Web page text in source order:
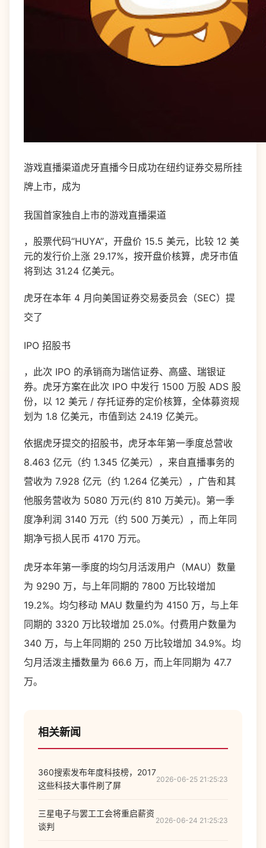
游戏直播渠道虎牙直播今日成功在纽约证券交易所挂
牌上市，成为
我国首家独自上市的游戏直播渠道
，股票代码“HUYA”，开盘价 15.5 美元，比较 12 美
元的发行价上涨 29.17%，按开盘价核算，虎牙市值
将到达 31.24 亿美元。
虎牙在本年 4 月向美国证券交易委员会（SEC）提
交了
IPO 招股书
，此次 IPO 的承销商为瑞信证券、高盛、瑞银证
券。虎牙方案在此次 IPO 中发行 1500 万股 ADS 股
份，以 12 美元 / 存托证券的定价核算，全体募资规
划为 1.8 亿美元，市值到达 24.19 亿美元。
依据虎牙提交的招股书，虎牙本年第一季度总营收
8.463 亿元（约 1.345 亿美元），来自直播事务的
营收为 7.928 亿元（约 1.264 亿美元），广告和其
他服务营收为 5080 万元(约 810 万美元)。第一季
度净利润 3140 万元（约 500 万美元），而上年同
期净亏损人民币 4170 万元。
虎牙本年第一季度的均匀月活泼用户（MAU）数量
为 9290 万，与上年同期的 7800 万比较增加
19.2%。均匀移动 MAU 数量约为 4150 万，与上年
同期的 3320 万比较增加 25.0%。付费用户数量为
340 万，与上年同期的 250 万比较增加 34.9%。均
匀月活泼主播数量为 66.6 万，而上年同期为 47.7
万。
相关新闻
360搜索发布年度科技榜，2017
这些科技大事件刷了屏
2026-06-25 21:25:23
三星电子与罢工工会将重启薪资
谈判
2026-06-24 21:25:23